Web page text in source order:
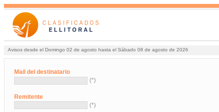
Avisos desde el Domingo 02 de agosto hasta el Sábado 08 de agosto de 2026
Mail del destinatario
(*)
Remitente
(*)